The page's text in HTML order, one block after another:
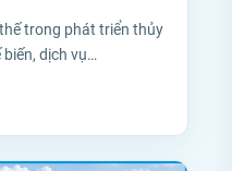
trong phát triển thủy
dịch vụ…